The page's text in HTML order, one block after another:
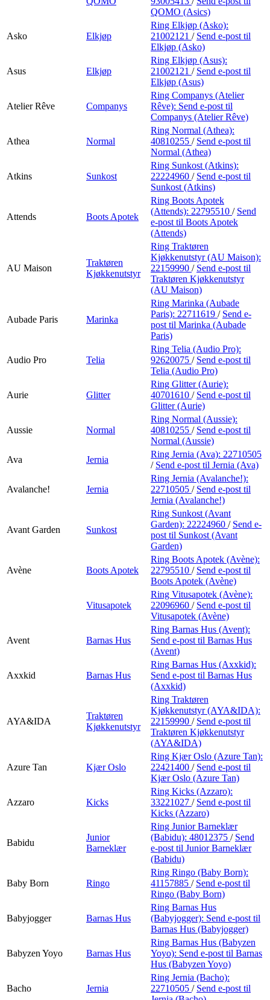
QOMO (Asics)
Asko Elkjøp
Ring Elkjøp (Asko):
21002121 / Send e-post til
Elkjøp (Asko)
Asus Elkjøp
Ring Elkjøp (Asus):
21002121 / Send e-post til
Elkjøp (Asus)
Atelier Rêve Companys
Ring Companys (Atelier
Rêve): Send e-post til
Companys (Atelier Rêve)
Athea Normal
Ring Normal (Athea):
40810255 / Send e-post til
Normal (Athea)
Atkins Sunkost
Ring Sunkost (Atkins):
22224960 / Send e-post til
Sunkost (Atkins)
Attends Boots Apotek
Ring Boots Apotek
(Attends): 22795510 / Send
e-post til Boots Apotek
(Attends)
AU Maison
Traktøren
Kjøkkenutstyr
Ring Traktøren
Kjøkkenutstyr (AU Maison):
22159990 / Send e-post til
Traktøren Kjøkkenutstyr
(AU Maison)
Aubade Paris Marinka
Ring Marinka (Aubade
Paris): 22711619 / Send e-
post til Marinka (Aubade
Paris)
Audio Pro Telia
Ring Telia (Audio Pro):
92620075 / Send e-post til
Telia (Audio Pro)
Aurie Glitter
Ring Glitter (Aurie):
40701610 / Send e-post til
Glitter (Aurie)
Aussie Normal
Ring Normal (Aussie):
40810255 / Send e-post til
Normal (Aussie)
Ava
Jernia
Ring Jernia (Ava): 22710505
/ Send e-post til Jernia (Ava)
Avalanche! Jernia
Ring Jernia (Avalanche!):
22710505 / Send e-post til
Jernia (Avalanche!)
Avant Garden Sunkost
Ring Sunkost (Avant
Garden): 22224960 / Send e-
post til Sunkost (Avant
Garden)
Avène Boots Apotek
Ring Boots Apotek (Avène):
22795510 / Send e-post til
Boots Apotek (Avène)
Vitusapotek
Ring Vitusapotek (Avène):
22096960 / Send e-post til
Vitusapotek (Avène)
Avent Barnas Hus
Ring Barnas Hus (Avent):
Send e-post til Barnas Hus
(Avent)
Axxkid Barnas Hus
Ring Barnas Hus (Axxkid):
Send e-post til Barnas Hus
(Axxkid)
AYA&IDA
Traktøren
Kjøkkenutstyr
Ring Traktøren
Kjøkkenutstyr (AYA&IDA):
22159990 / Send e-post til
Traktøren Kjøkkenutstyr
(AYA&IDA)
Azure Tan Kjær Oslo
Ring Kjær Oslo (Azure Tan):
22421400 / Send e-post til
Kjær Oslo (Azure Tan)
Azzaro Kicks
Ring Kicks (Azzaro):
33221027 / Send e-post til
Kicks (Azzaro)
Babidu
Junior
Barneklær
Ring Junior Barneklær
(Babidu): 48012375 / Send
e-post til Junior Barneklær
(Babidu)
Baby Born Ringo
Ring Ringo (Baby Born):
41157885 / Send e-post til
Ringo (Baby Born)
Babyjogger Barnas Hus
Ring Barnas Hus
(Babyjogger): Send e-post til
Barnas Hus (Babyjogger)
Babyzen Yoyo Barnas Hus
Ring Barnas Hus (Babyzen
Yoyo): Send e-post til Barnas
Hus (Babyzen Yoyo)
Bacho Jernia
Ring Jernia (Bacho):
22710505 / Send e-post til